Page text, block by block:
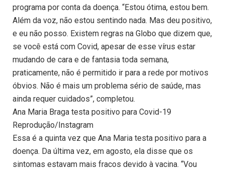
programa por conta da doença. “Estou ótima, estou bem.
Além da voz, não estou sentindo nada. Mas deu positivo,
e eu não posso. Existem regras na Globo que dizem que,
se você está com Covid, apesar de esse vírus estar
mudando de cara e de fantasia toda semana,
praticamente, não é permitido ir para a rede por motivos
óbvios. Não é mais um problema sério de saúde, mas
ainda requer cuidados”, completou.
Ana Maria Braga testa positivo para Covid-19
Reprodução/Instagram
Essa é a quinta vez que Ana Maria testa positivo para a
doença. Da última vez, em agosto, ela disse que os
sintomas estavam mais fracos devido à vacina. “Vou